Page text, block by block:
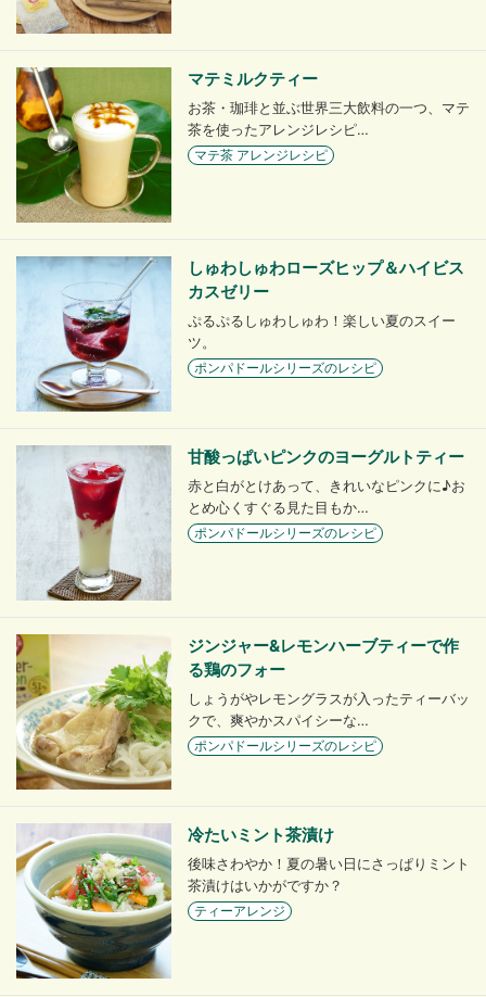
マテミルクティー
お茶・珈琲と並ぶ世界三大飲料の一つ、マテ
茶を使ったアレンジレシピ…
マテ茶 アレンジレシピ
しゅわしゅわローズヒップ＆ハイビス
カスゼリー
ぷるぷるしゅわしゅわ！楽しい夏のスイー
ツ。
ポンパドールシリーズのレシピ
甘酸っぱいピンクのヨーグルトティー
赤と白がとけあって、きれいなピンクに♪お
とめ心くすぐる見た目もか…
ポンパドールシリーズのレシピ
ジンジャー&レモンハーブティーで作
る鶏のフォー
しょうがやレモングラスが入ったティーバッ
クで、爽やかスパイシーな…
ポンパドールシリーズのレシピ
冷たいミント茶漬け
後味さわやか！夏の暑い日にさっぱりミント
茶漬けはいかがですか？
ティーアレンジ